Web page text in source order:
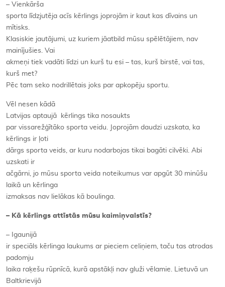
– Vienkārša
sporta līdzjutēja acīs kērlings joprojām ir kaut kas dīvains un
mītisks.
Klasiskie jautājumi, uz kuriem jāatbild mūsu spēlētājiem, nav
mainījušies. Vai
akmeņi tiek vadāti līdzi un kurš tu esi – tas, kurš birstē, vai tas,
kurš met?
Pēc tam seko nodrillētais joks par apkopēju sportu.
Vēl nesen kādā
Latvijas aptaujā kērlings tika nosaukts
par vissarežģītāko sporta veidu. Joprojām daudzi uzskata, ka
kērlings ir ļoti
dārgs sporta veids, ar kuru nodarbojas tikai bagāti cilvēki. Abi
uzskati ir
ačgārni, jo mūsu sporta veida noteikumus var apgūt 30 minūšu
laikā un kērlinga
izmaksas nav lielākas kā boulinga.
– Kā kērlings attīstās mūsu kaimiņvalstīs?
– Igaunijā
ir speciāls kērlinga laukums ar pieciem celiņiem, taču tas atrodas
padomju
laika raķešu rūpnīcā, kurā apstākļi nav gluži vēlamie. Lietuvā un
Baltkrievijā